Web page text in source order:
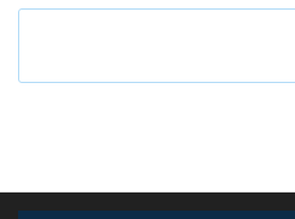
Что будет с наличными